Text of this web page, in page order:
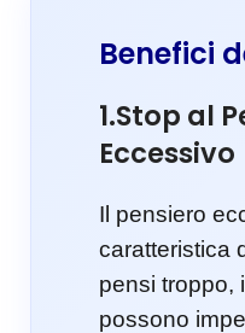
Benefici
1.Stop al
Eccessivo
Il pensiero
caratteristica
pensi troppo,
possono